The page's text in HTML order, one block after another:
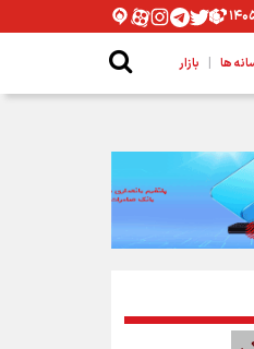
ها | بازار